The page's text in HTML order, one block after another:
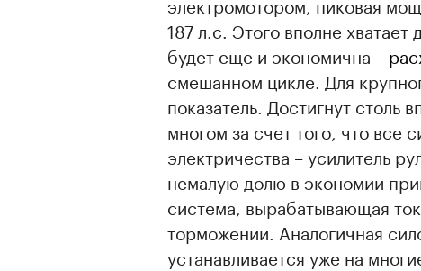
187 л.с. Этого вполне
будет еще и экономична –
смешанном цикле. Для
показатель. Достигнут столь
многом за счет того, что все
электричества – усилитель
немалую долю в экономии
система, вырабатывающая
торможении. Аналогичная
устанавливается уже на